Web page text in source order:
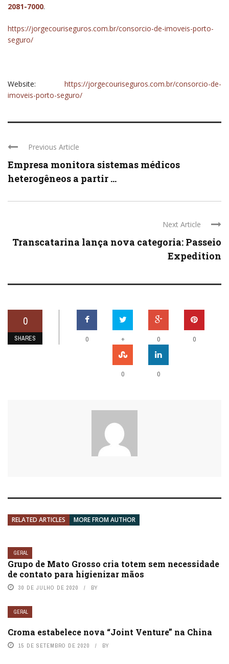
2081-7000.
https://jorgecouriseguros.com.br/consorcio-de-imoveis-porto-
seguro/
Website: https://jorgecouriseguros.com.br/consorcio-de-
imoveis-porto-seguro/
Previous Article
Empresa monitora sistemas médicos
heterogêneos a partir ...
Next Article
Transcatarina lança nova categoria: Passeio
Expedition
0
SHARES 0 + 0 0
0 0
RELATED ARTICLES MORE FROM AUTHOR
GERAL
Grupo de Mato Grosso cria totem sem necessidade
de contato para higienizar mãos
30 DE JULHO DE 2020 BY
GERAL
Croma estabelece nova “Joint Venture” na China
15 DE SETEMBRO DE 2020 BY